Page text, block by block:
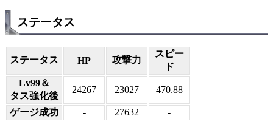
ステータス
ステータス HP 攻撃力
スピー
ド
Lv99＆
タス強化後
24267 23027 470.88
ゲージ成功 - 27632 -